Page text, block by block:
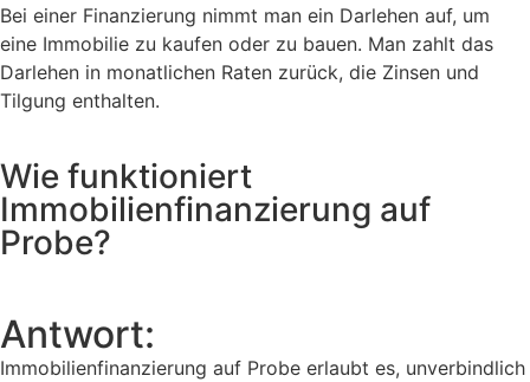
Bei einer Finanzierung nimmt man ein Darlehen auf, um
eine Immobilie zu kaufen oder zu bauen. Man zahlt das
Darlehen in monatlichen Raten zurück, die Zinsen und
Tilgung enthalten.
Wie funktioniert
Immobilienfinanzierung auf
Probe?
Antwort:
Immobilienfinanzierung auf Probe erlaubt es, unverbindlich